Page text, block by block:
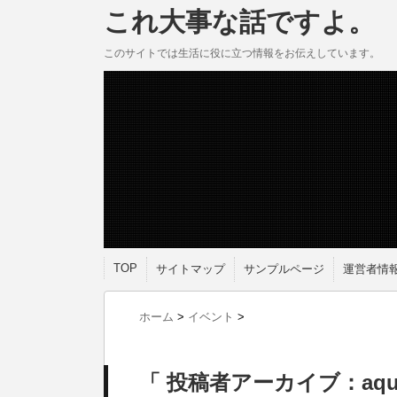
これ大事な話ですよ。
このサイトでは生活に役に立つ情報をお伝えしています。
TOP サイトマップ サンプルページ 運営者情
ホーム > イベント >
「 投稿者アーカイブ：